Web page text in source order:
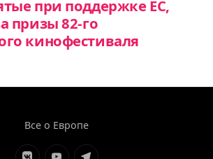
при поддержке ЕС,
призы 82-го
кинофестиваля
Все о Европе